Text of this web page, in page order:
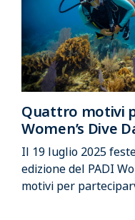
Quattro motivi
Women’s Dive
Il 19 luglio 2025
edizione del PADI
motivi per